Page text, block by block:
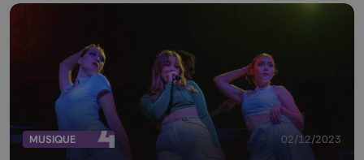
MUSIQUE 02/12/2023